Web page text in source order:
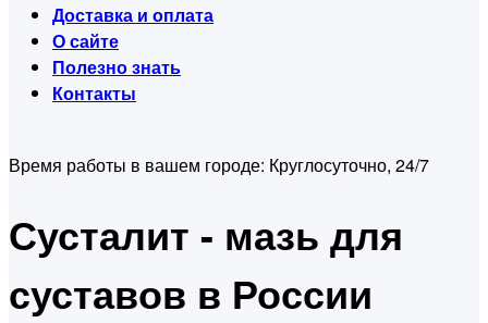
Доставка и оплата
О сайте
Полезно знать
Контакты
Время работы в вашем городе: Круглосуточно, 24/7
Сусталит - мазь для
суставов в России